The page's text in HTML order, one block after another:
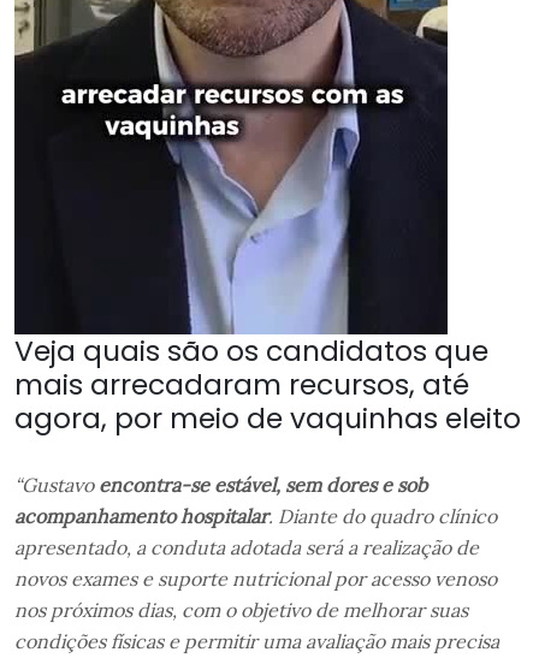
Veja quais são os candidatos que
mais arrecadaram recursos, até
agora, por meio de vaquinhas eleito
“Gustavo encontra-se estável, sem dores e sob
acompanhamento hospitalar. Diante do quadro clínico
apresentado, a conduta adotada será a realização de
novos exames e suporte nutricional por acesso venoso
nos próximos dias, com o objetivo de melhorar suas
condições físicas e permitir uma avaliação mais precisa